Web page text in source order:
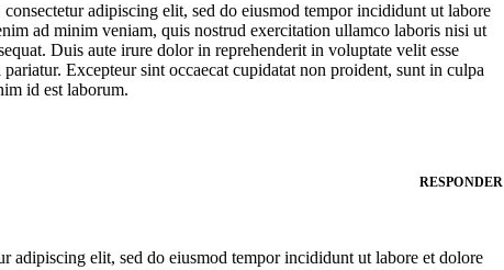
adipiscing elit, sed do eiusmod tempor incididunt ut labore
ad minim veniam, quis nostrud exercitation ullamco laboris nisi ut
Duis aute irure dolor in reprehenderit in voluptate velit esse
Excepteur sint occaecat cupidatat non proident, sunt in culpa
id est laborum.
adipiscing elit, sed do eiusmod tempor incididunt ut labore et dolore
RESPONDER